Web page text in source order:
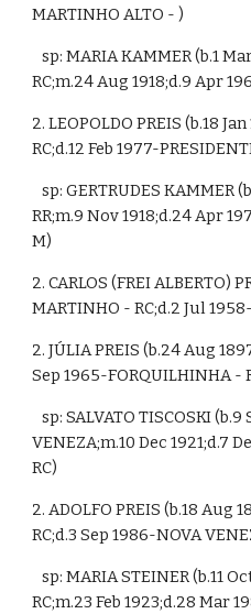
MARTINHO ALTO - )
   sp: MARIA KAMMER (b.1 Mar 1905-SÃO MARTINHO -
RC;m.24 Aug 1918;d.9 Apr
2. LEOPOLDO PREIS (b.18
RC;d.12 Feb 1977-
   sp: GERTRUDES KAMMER (b.6 Jul 1898-TERESÓPOLIS -
RR;m.9 Nov 1918;d.24 Apr
M)
2. CARLOS (FREI ALBERTO)
MARTINHO - RC;d.2 Jul
2. JÚLIA PREIS (b.24 Aug
Sep 1965-FORQUILHINHA -
   sp: SALVATO TISCOSKI (b.9 Sep 1898-NOVA
VENEZA;m.10 Dec 1921;d.7
RC)
2. ADOLFO PREIS (b.18 Aug
RC;d.3 Sep 1986-NOVA
   sp: MARIA STEINER (b.11 Oct 1903-SÃO MARTINHO -
RC;m.23 Feb 1923;d.28 Mar